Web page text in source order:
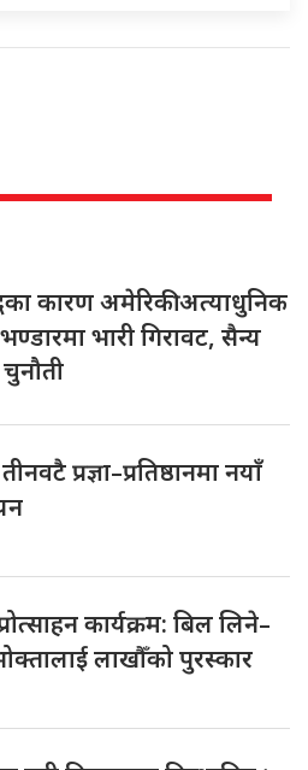
कारण अमेरिकी अत्याधुनिक
भण्डारमा भारी गिरावट, सैन्य
तीनवटै प्रज्ञा–प्रतिष्ठानमा नयाँ
कार्यक्रम: बिल लिने–
लाखौँको पुरस्कार